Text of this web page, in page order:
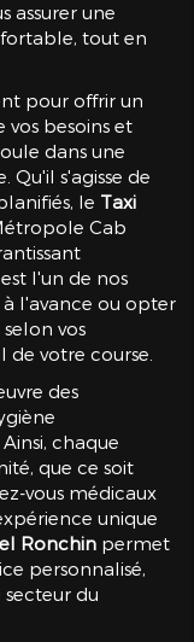
assurer une
tout en
pour offrir un
vos besoins et
dans une
s'agisse de
le Taxi
Cab
l'un de nos
à l'avance ou opter
vos
de votre course.
des
chaque
que ce soit
vous médicaux
unique
Ronchin permet
personnalisé,
du